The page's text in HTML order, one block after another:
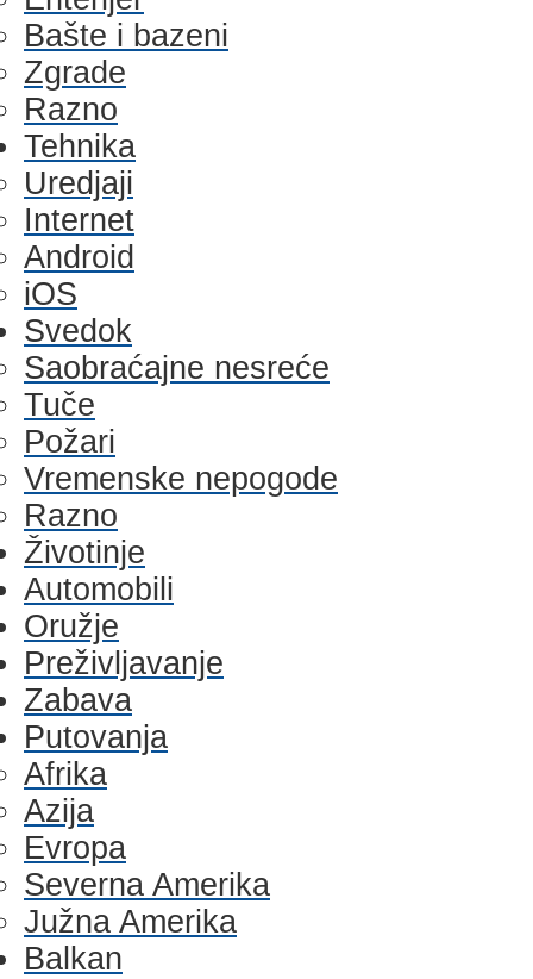
Bašte i bazeni
Zgrade
Razno
Tehnika
Uredjaji
Internet
Android
iOS
Svedok
Saobraćajne nesreće
Tuče
Požari
Vremenske nepogode
Razno
Životinje
Automobili
Oružje
Preživljavanje
Zabava
Putovanja
Afrika
Azija
Evropa
Severna Amerika
Južna Amerika
Balkan